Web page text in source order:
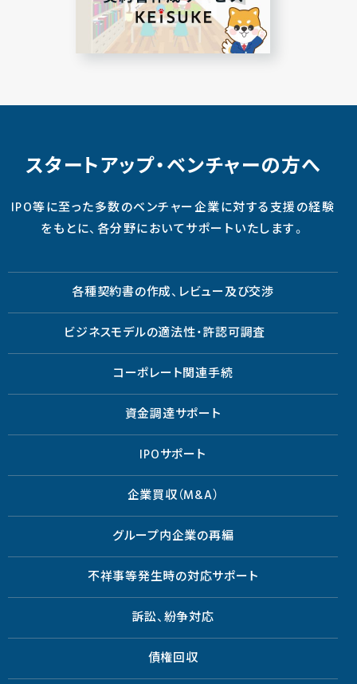
スタートアップ・ベンチャーの方へ
IPO等に至った多数のベンチャー企業に対する支援の経験
をもとに、各分野においてサポートいたします。
各種契約書の作成、レビュー及び交渉
ビジネスモデルの適法性・許認可調査
コーポレート関連手続
資金調達サポート
IPOサポート
企業買収（M&A）
グループ内企業の再編
不祥事等発生時の対応サポート
訴訟、紛争対応
債権回収